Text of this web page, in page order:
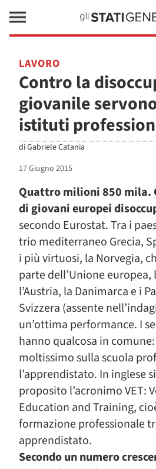
LAVORO
Contro la
giovanile
istituti
diGabriele Catania
17 Giugno 2015
Quattro milioni 850 mila.
di giovani europei
secondo Eurostat. Tra i
trio mediterraneo Grecia,
i più virtuosi, la Norvegia,
parte dell’Unione europea,
l’Austria, la Danimarca e i
Svizzera (assente
un’ottima performance. I
hanno qualcosa in
moltissimo sulla scuola
l’apprendistato. In inglese
proposito l’acronimo VET:
Education and Training,
formazione professionale
apprendistato.
Secondo un numero